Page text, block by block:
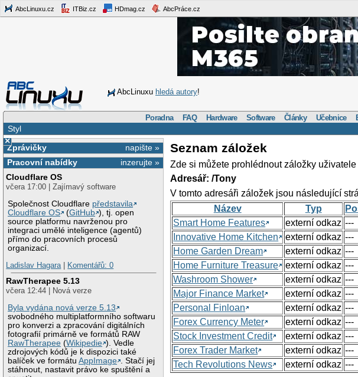
AbcLinuxu.cz ITBiz.cz HDmag.cz AbcPráce.cz
AbcLinuxu hledá autory!
Poradna FAQ Hardware Software Články Učebnice
Styl
×
napište »
Zprávičky
inzerujte »
Pracovní nabídky
Cloudflare OS
včera 17:00 | Zajímavý software
Společnost Cloudflare představila
Cloudflare OS
(GitHub ), tj. open
source platformu navrženou pro
integraci umělé inteligence (agentů)
přímo do pracovních procesů
organizací.
Ladislav Hagara| Komentářů: 0
RawTherapee 5.13
včera 12:44 | Nová verze
Byla vydána nová verze 5.13
svobodného multiplatformního softwaru
pro konverzi a zpracování digitálních
fotografií primárně ve formátů RAW
RawTherapee (Wikipedie ). Vedle
zdrojových kódů je k dispozici také
balíček ve formátuAppImage
. Stačí jej
stáhnout, nastavit právo ke spuštění a
Seznam záložek
Zde si můžete prohlédnout záložky
Adresář: /Tony
V tomto adresáři záložek jsou následující
Název
Typ
Smart Home Features
externí odkaz ---
Innovative Home Kitchen
externí odkaz ---
Home Garden Dream
externí odkaz ---
Home Furniture Treasure
externí odkaz ---
Washroom Shower
externí odkaz ---
Major Finance Market
externí odkaz ---
Personal Finloan
externí odkaz ---
Forex Currency Meter
externí odkaz ---
Stock Investment Credit
externí odkaz ---
Forex Trader Market
externí odkaz ---
Tech Revolutions News
externí odkaz ---